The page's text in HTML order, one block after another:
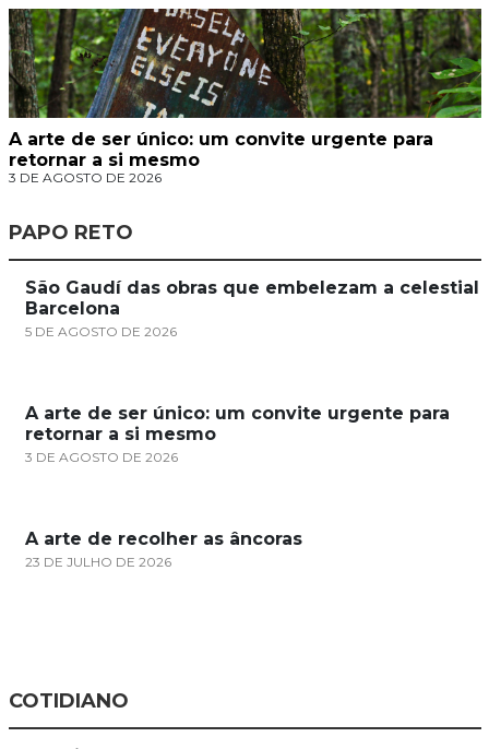
A arte de ser único: um convite urgente para
retornar a si mesmo
3 DE AGOSTO DE 2026
PAPO RETO
São Gaudí das obras que embelezam a celestial
Barcelona
5 DE AGOSTO DE 2026
A arte de ser único: um convite urgente para
retornar a si mesmo
3 DE AGOSTO DE 2026
A arte de recolher as âncoras
23 DE JULHO DE 2026
COTIDIANO